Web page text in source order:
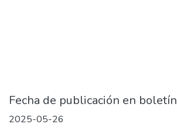
Fecha de publicación en boletín
2025-05-26